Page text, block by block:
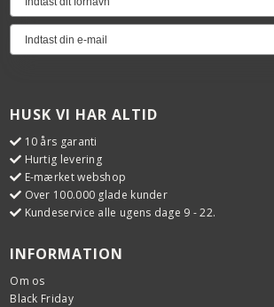
HUSK VI HAR ALTID
10 års garanti
Hurtig levering
E-mærket webshop
Over 100.000 glade kunder
Kundeservice alle ugens dage 9 - 22.
INFORMATION
Om os
Black Friday